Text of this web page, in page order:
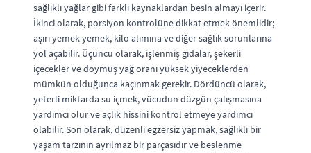
sağlıklı yağlar gibi farklı kaynaklardan besin almayı içerir.
İkinci olarak, porsiyon kontrolüne dikkat etmek önemlidir;
aşırı yemek yemek, kilo alımına ve diğer sağlık sorunlarına
yol açabilir. Üçüncü olarak, işlenmiş gıdalar, şekerli
içecekler ve doymuş yağ oranı yüksek yiyeceklerden
mümkün olduğunca kaçınmak gerekir. Dördüncü olarak,
yeterli miktarda su içmek, vücudun düzgün çalışmasına
yardımcı olur ve açlık hissini kontrol etmeye yardımcı
olabilir. Son olarak, düzenli egzersiz yapmak, sağlıklı bir
yaşam tarzının ayrılmaz bir parçasıdır ve beslenme